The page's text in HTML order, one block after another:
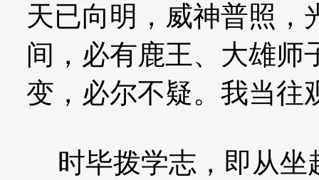
天已向明，威神普照，
间，必有鹿王、大雄师
变，必尔不疑。我当往
时毕拨学志，即从坐